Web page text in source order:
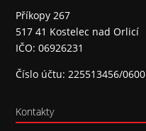
Příkopy 267
517 41 Kostelec nad Orlicí
IČO: 06926231
Číslo účtu: 225513456/0600
Kontakty